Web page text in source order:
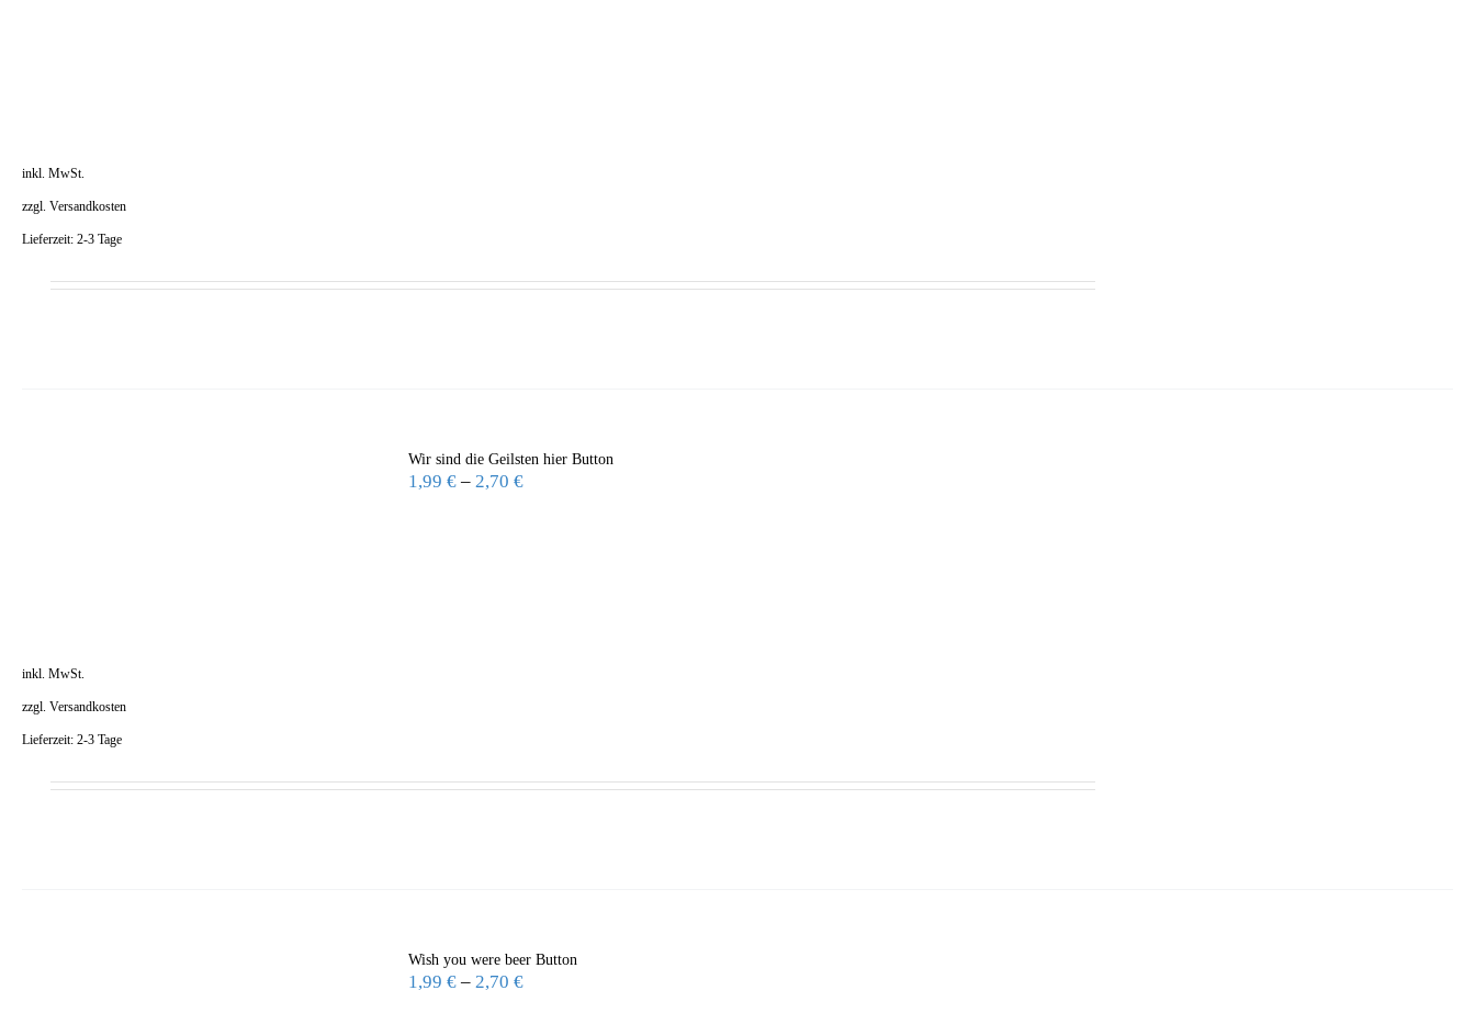
inkl. MwSt.
zzgl. Versandkosten
Lieferzeit: 2-3 Tage
Wir sind die Geilsten hier Button
1,99€ –2,70€
inkl. MwSt.
zzgl. Versandkosten
Lieferzeit: 2-3 Tage
Wish you were beer Button
1,99€ –2,70€